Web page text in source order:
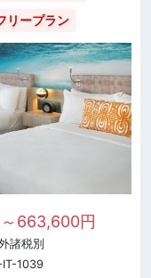
リープラン
663,600円
諸税別
IT-1039